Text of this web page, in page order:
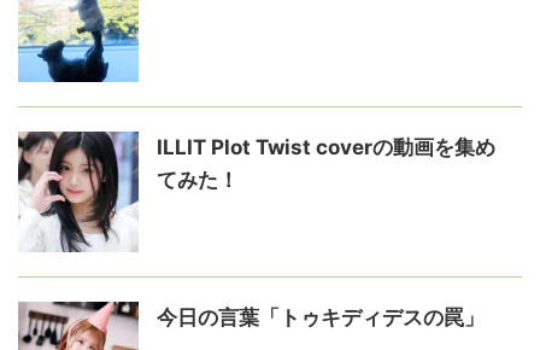
ILLIT Plot Twist coverの動画を集め
てみた！
今日の言葉「トゥキディデスの罠」